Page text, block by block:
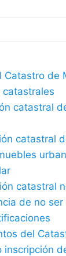
Catastro de
catastral
catastral
catastral
de no
del
inscripción